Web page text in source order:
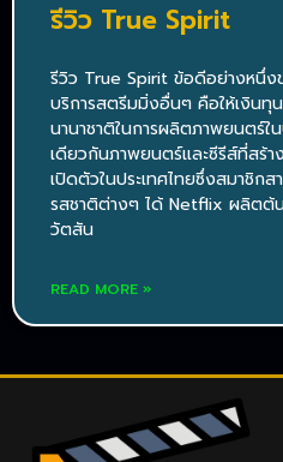
รีวิว True Spirit
รีวิว True Spirit ข้อดีอย่างหนึ่
บริการสตรีมมิ่งอื่นๆ คือให้เงินทุ
นานาชาติในการผลิตภาพยนตร์ใ
เดียวกันภาพยนตร์และซีรีส์ที่สร้
เปิดตัวในประเทศไทยซึ่งสมาชิก
รสชาติต่างๆ ได้ Netflix ผลิตต้น
วัตสัน
READ MORE »